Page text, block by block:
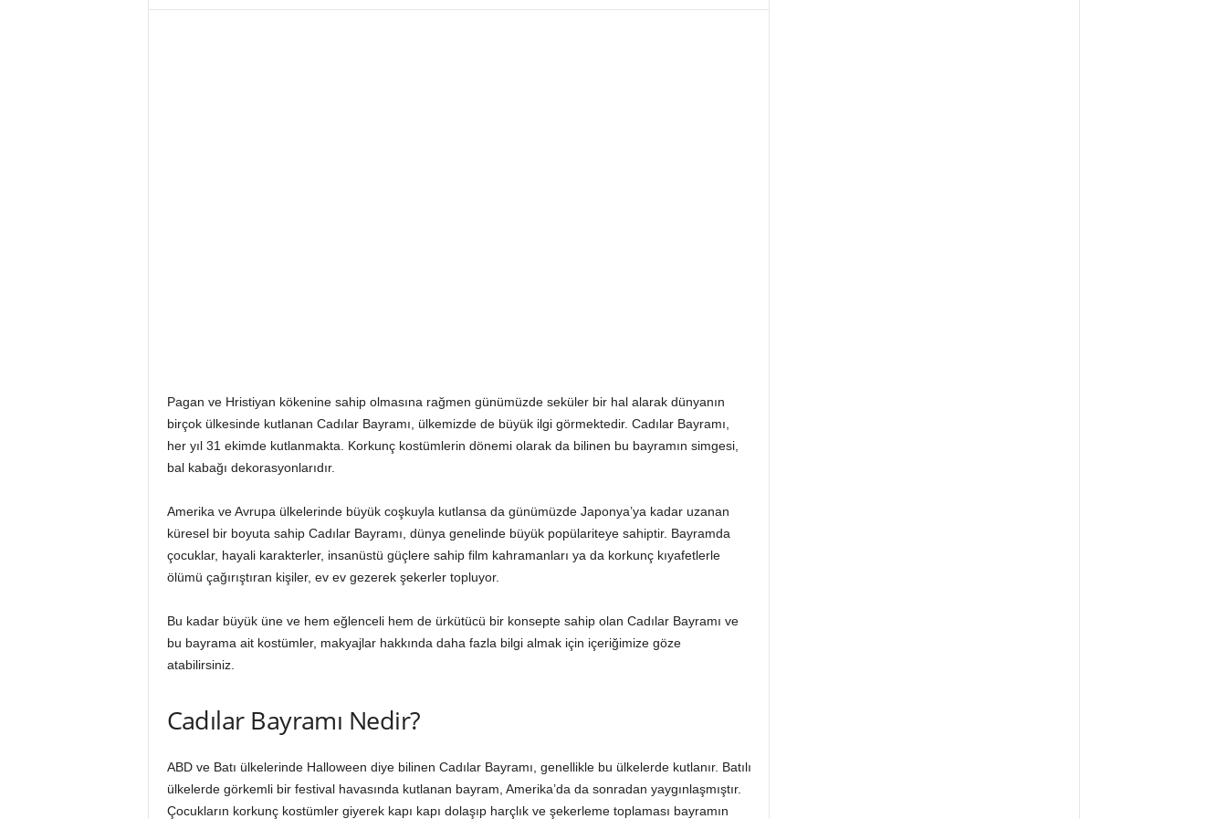
i
Pagan ve Hristiyan kökenine sahip olmasına rağmen günümüzde seküler bir hal alarak dünyanın
birçok ülkesinde kutlanan Cadılar Bayramı, ülkemizde de büyük ilgi görmektedir. Cadılar Bayramı,
her yıl 31 ekimde kutlanmakta. Korkunç kostümlerin dönemi olarak da bilinen bu bayramın simgesi,
bal kabağı dekorasyonlarıdır.
Amerika ve Avrupa ülkelerinde büyük coşkuyla kutlansa da günümüzde Japonya’ya kadar uzanan
küresel bir boyuta sahip Cadılar Bayramı, dünya genelinde büyük popülariteye sahiptir. Bayramda
çocuklar, hayali karakterler, insanüstü güçlere sahip film kahramanları ya da korkunç kıyafetlerle
ölümü çağırıştıran kişiler, ev ev gezerek şekerler topluyor.
Bu kadar büyük üne ve hem eğlenceli hem de ürkütücü bir konsepte sahip olan Cadılar Bayramı ve
bu bayrama ait kostümler, makyajlar hakkında daha fazla bilgi almak için içeriğimize göze
atabilirsiniz.
Cadılar Bayramı Nedir?
ABD ve Batı ülkelerinde Halloween diye bilinen Cadılar Bayramı, genellikle bu ülkelerde kutlanır. Batılı
ülkelerde görkemli bir festival havasında kutlanan bayram, Amerika’da da sonradan yaygınlaşmıştır.
Çocukların korkunç kostümler giyerek kapı kapı dolaşıp harçlık ve şekerleme toplaması bayramın